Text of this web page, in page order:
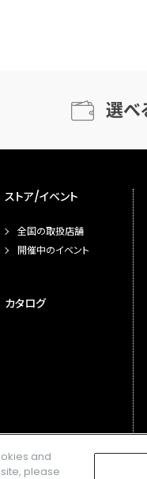
選べ
ストア/イベント
全国の取扱店舗
開催中のイベント
カタログ
and
please